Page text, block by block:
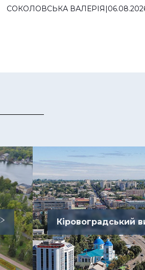
СОКОЛОВСЬКА ВАЛЕРІЯ|
Кіровоградський